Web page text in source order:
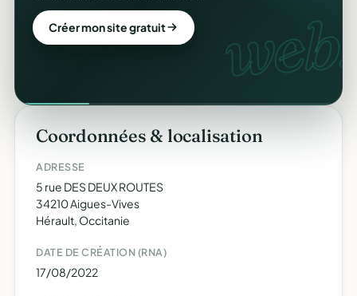
web.
Créer mon site gratuit
Coordonnées & localisation
ADRESSE
5 rue DES DEUX ROUTES
34210 Aigues-Vives
Hérault, Occitanie
DATE DE CRÉATION (RNA)
17/08/2022